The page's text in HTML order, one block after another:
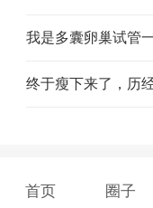
终于瘦下来了，历
首页 圈子